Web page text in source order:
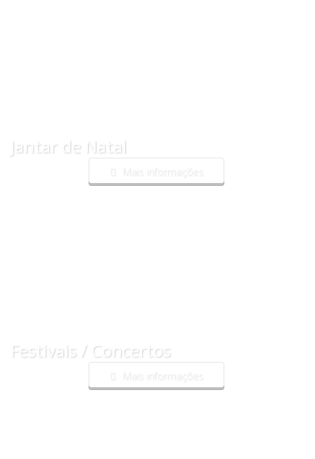
Jantar de Natal
Mais informações
Festivais / Concertos
Mais informações